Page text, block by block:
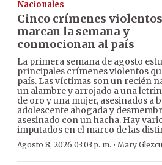
Nacionales
Cinco crímenes violentos
marcan la semana y
conmocionan al país
La primera semana de agosto
principales crímenes violentos
país. Las víctimas son un recién
un alambre y arrojado a una
de oro y una mujer, asesinados a
adolescente ahogada y
asesinado con un hacha. Hay
imputados en el marco de las
Agosto 8, 2026 03:03 p. m. · Mary Glezcu